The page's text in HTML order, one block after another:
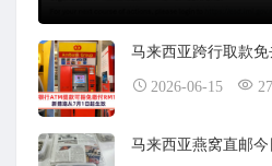
马来西亚跨行取款
2026-06-15
马来西亚燕窝直邮今